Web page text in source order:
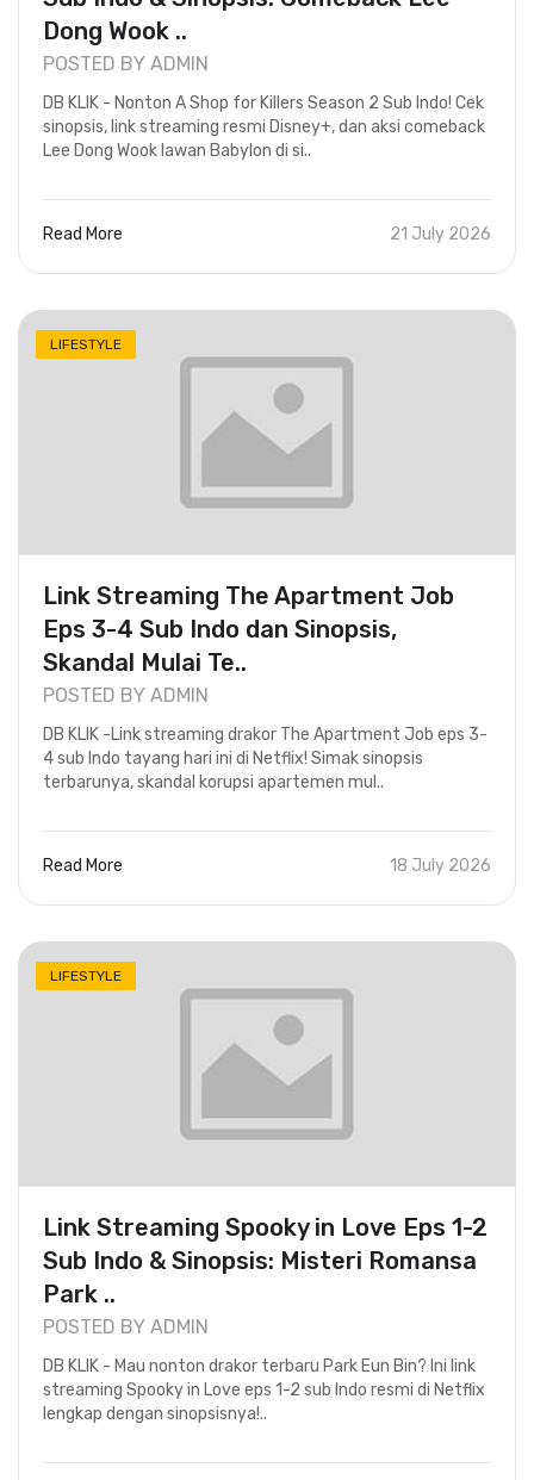
Dong Wook ..
POSTED BY ADMIN
DB KLIK - Nonton A Shop for Killers Season 2 Sub Indo! Cek
sinopsis, link streaming resmi Disney+, dan aksi comeback
Lee Dong Wook lawan Babylon di si..
Read More 21 July 2026
LIFESTYLE
Link Streaming The Apartment Job
Eps 3-4 Sub Indo dan Sinopsis,
Skandal Mulai Te..
POSTED BY ADMIN
DB KLIK -Link streaming drakor The Apartment Job eps 3-
4 sub Indo tayang hari ini di Netflix! Simak sinopsis
terbarunya, skandal korupsi apartemen mul..
Read More 18 July 2026
LIFESTYLE
Link Streaming Spooky in Love Eps 1-2
Sub Indo & Sinopsis: Misteri Romansa
Park ..
POSTED BY ADMIN
DB KLIK - Mau nonton drakor terbaru Park Eun Bin? Ini link
streaming Spooky in Love eps 1-2 sub Indo resmi di Netflix
lengkap dengan sinopsisnya!..